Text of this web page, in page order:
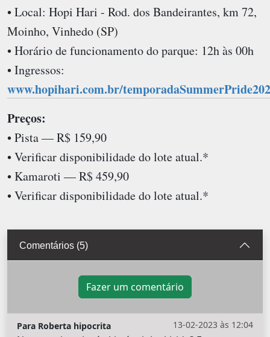
• Local: Hopi Hari - Rod. dos Bandeirantes, km 72,
Moinho, Vinhedo (SP)
• Horário de funcionamento do parque: 12h às 00h
• Ingressos:
www.hopihari.com.br/
Preços:
• Pista — R$ 159,90
• Verificar disponibilidade do lote atual.*
• Kamaroti — R$ 459,90
• Verificar disponibilidade do lote atual.*
Comentários (5)
Fazer um comentário
13-02-2023 às 12:04
Para Roberta hipocrita